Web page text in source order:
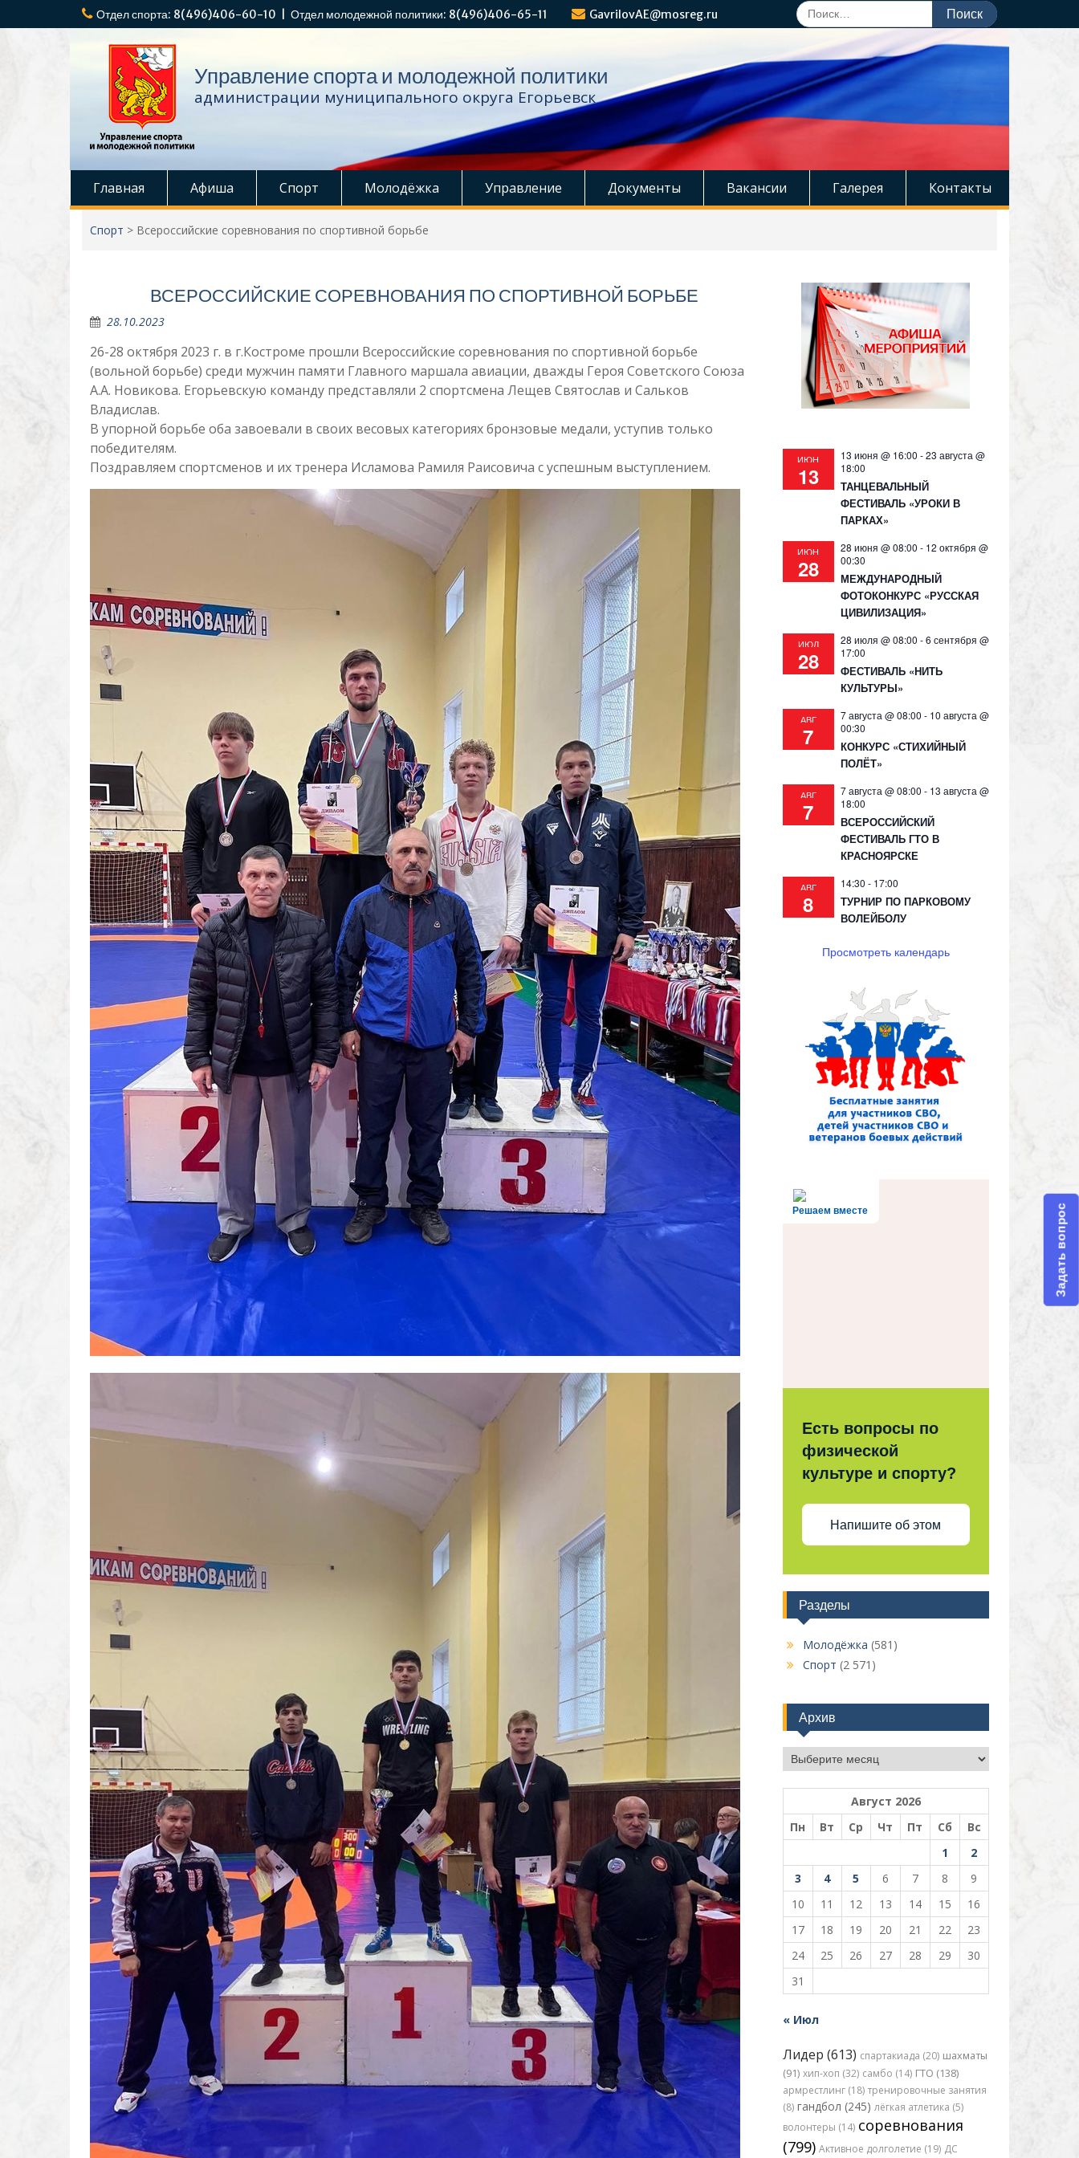
к
Отдел спорта: 8(496)406-60-10 | Отдел молодежной политики: 8(496)406-65-11 GavrilovAE@mosreg.ru
Поиск
по:
Управление спорта и молодежной политики
администрации муниципального округа Егорьевск
Главная Афиша Спорт Молодёжка Управление Документы Вакансии Галерея Контакты
Спорт > Всероссийские соревнования по спортивной борьбе
ВСЕРОССИЙСКИЕ СОРЕВНОВАНИЯ ПО СПОРТИВНОЙ БОРЬБЕ
28.10.2023
26-28 октября 2023 г. в г.Костроме прошли Всероссийские соревнования по спортивной борьбе
(вольной борьбе) среди мужчин памяти Главного маршала авиации, дважды Героя Советского Союза
А.А. Новикова. Егорьевскую команду представляли 2 спортсмена Лещев Святослав и Сальков
Владислав.
В упорной борьбе оба завоевали в своих весовых категориях бронзовые медали, уступив только
победителям.
Поздравляем спортсменов и их тренера Исламова Рамиля Раисовича с успешным выступлением.
ИЮН
13
13 июня @ 16:00 -23 августа @
18:00
ТАНЦЕВАЛЬНЫЙ
ФЕСТИВАЛЬ «УРОКИ В
ПАРКАХ»
ИЮН
28
28 июня @ 08:00 - 12 октября @
00:30
МЕЖДУНАРОДНЫЙ
ФОТОКОНКУРС «РУССКАЯ
ЦИВИЛИЗАЦИЯ»
ИЮЛ
28
28 июля @ 08:00 -6 сентября @
17:00
ФЕСТИВАЛЬ «НИТЬ
КУЛЬТУРЫ»
АВГ
7
7 августа @ 08:00 - 10 августа @
00:30
КОНКУРС «СТИХИЙНЫЙ
ПОЛЁТ»
АВГ
7
7 августа @ 08:00 - 13 августа @
18:00
ВСЕРОССИЙСКИЙ
ФЕСТИВАЛЬ ГТО В
КРАСНОЯРСКЕ
АВГ
8
14:30 - 17:00
ТУРНИР ПО ПАРКОВОМУ
ВОЛЕЙБОЛУ
Просмотреть календарь
Решаем вместе
Есть вопросы по
физической
культуре и спорту?
Напишите об этом
Разделы
Молодёжка (581)
Спорт (2 571)
Архив
Архив
Август 2026
Пн
Вт Ср Чт Пт Сб
Вс
1
2
3
4 5 6 7 8
9
10
11 12 13 14 15
16
17
18 19 20 21 22
23
24
25 26 27 28 29
30
31
« Июл
Лидер (613) спартакиада (20) шахматы
(91) хип-хоп (32) самбо (14) ГТО (138)
армрестлинг (18) тренировочные занятия
(8) гандбол (245) лёгкая атлетика (5)
волонтеры (14) соревнования
(799) Активное долголетие (19) ДС
Задать вопрос